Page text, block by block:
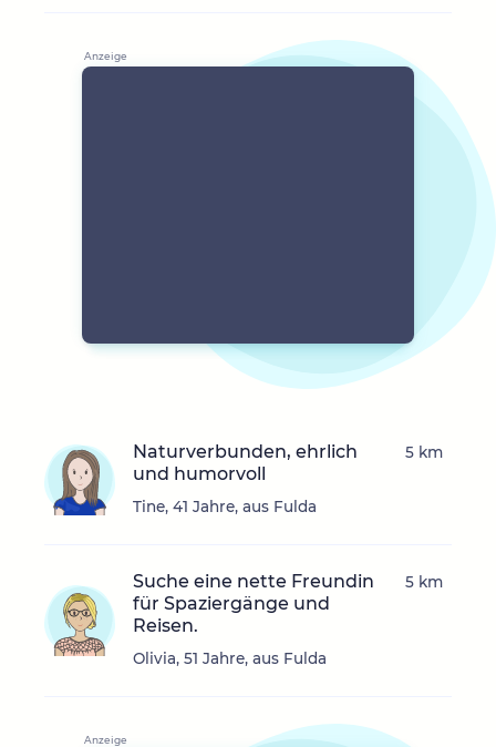
Naturverbunden, ehrlich
und humorvoll
Tine, 41 Jahre, aus Fulda
5 km
Suche eine nette Freundin
für Spaziergänge und
Reisen.
Olivia, 51 Jahre, aus Fulda
5 km